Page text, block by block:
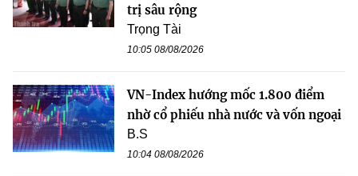
trị sâu rộng
Trọng Tài
10:05 08/08/2026
VN-Index hướng mốc 1.800 điểm
nhờ cổ phiếu nhà nước và vốn ngoại
B.S
10:04 08/08/2026